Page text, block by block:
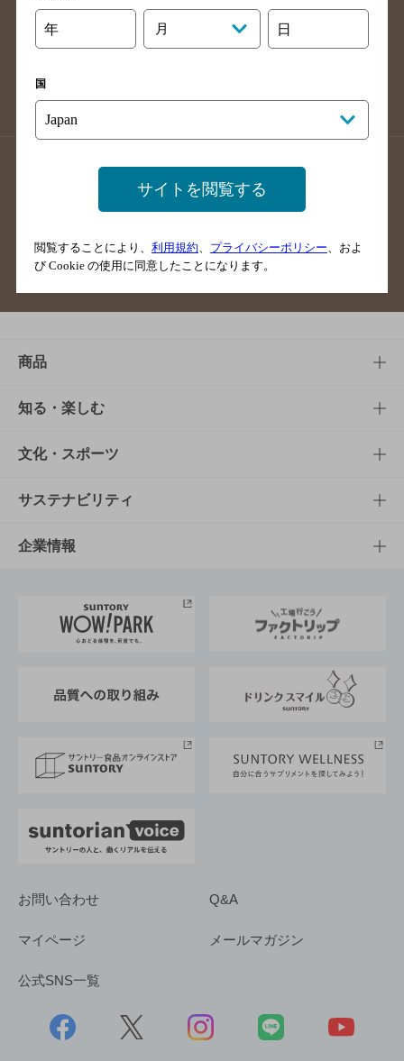
長崎県のバー検索
佐賀県のバー検索
大分県のバー検索
熊本県のバー検索
沖縄県のバー検索
店舗登録方法のご案内
店舗情報更新方法のご案内
掲載店舗様ログイン
ご意見・ご感想
商品
商品TOP
商品一覧
商品発売情報
栄養成分一覧
知る・楽しむ
知る・楽しむTOP
キャンペーン
工場見学
地域情報
文化・スポーツ
文化・スポーツTOP
サントリーホール
サントリーサンバーズ大阪
サステナビリティ
サステナビリティTOP
サントリーが考えるサステナビリティ経営
企業情報
企業概要
採用情報
お問い合わせ Q&A
マイページ メールマガジン
公式SNS一覧
年 月 日
国
サイトを閲覧する
閲覧することにより、 利用規約 プライバシーポリシー 、およ
び Cookie の使用に同意したことになります。